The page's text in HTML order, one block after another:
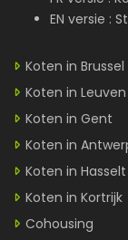
EN versie :
Koten in Brussel
Koten in Leuven
Koten in Gent
Koten in
Koten in Hasselt
Koten in Kortrijk
Cohousing